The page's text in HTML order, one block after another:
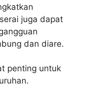
juga dapat
dan diare.
penting untuk